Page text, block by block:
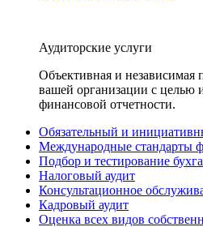
Аудиторские услуги
Объективная и независимая
вашей организации с целью
финансовой отчетности.
Обязательный и
Международные стандарты
Подбор и тестирование
Налоговый аудит
Консультационное
Кадровый аудит
Оценка всех видов